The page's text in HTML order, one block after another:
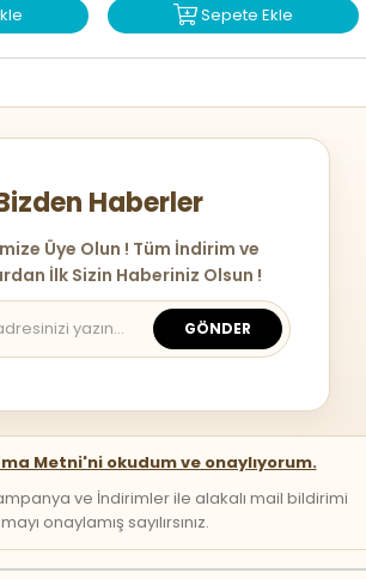
Sepete Ekle
Haberler
Üye Olun ! Tüm İndirim ve
İlk Sizin Haberiniz Olsun !
GÖNDER
Metni'ni okudum ve onaylıyorum.
ve İndirimler ile alakalı mail bildirimi
onaylamış sayılırsınız.